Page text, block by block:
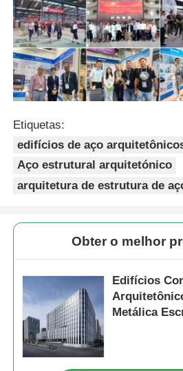
Estrutura de aço de vários
Estrutura de aço industrial
Edifício Público de Aço
Estrutura do aço comercial
Estrutura de aço pré-fabricada
Etiquetas:
edifícios de aço
Aço estrutural arquitetónico
arquitetura de estrutura de
Obter o melhor
Edifícios
Metálica